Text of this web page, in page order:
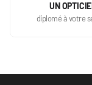
UN
diplomé à votre